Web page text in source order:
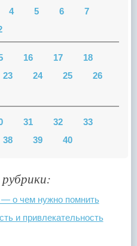
4 5 6
7
16 17
18
23 24 25
26
31 32
33
38 39 40
— о чем нужно помнить
и привлекательность